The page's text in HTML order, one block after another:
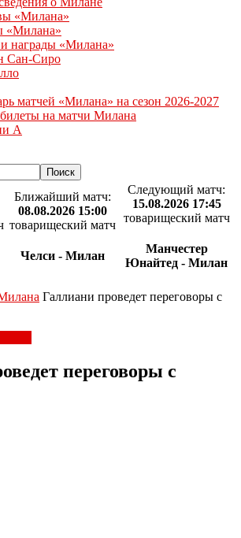
«Милана»
«Милана»
награды «Милана»
Сан-Сиро
матчей «Милана» на сезон 2026-2027
на матчи Милана
А
Ближайший матч:
08.08.2026 15:00
товарищеский матч
Челси - Милан
Следующий матч:
15.08.2026 17:45
товарищеский матч
Манчестер
Юнайтед - Милан
Галлиани проведет переговоры с
переговоры с